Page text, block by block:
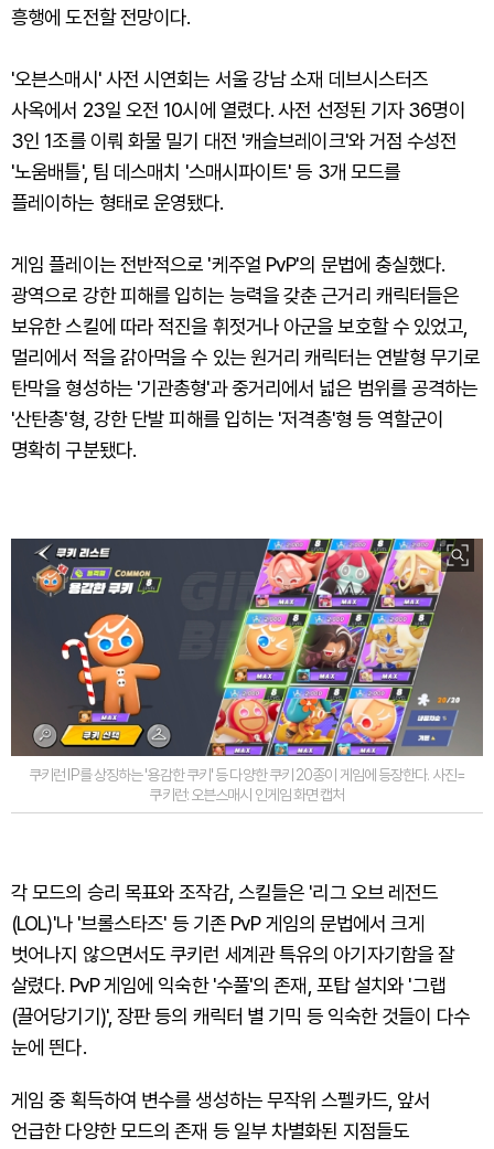
흥행에 도전할 전망이다.
'오븐스매시' 사전 시연회는 서울 강남 소재 데브시스터즈
사옥에서 23일 오전 10시에 열렸다. 사전 선정된 기자 36명이
3인 1조를 이뤄 화물 밀기 대전 '캐슬브레이크'와 거점 수성전
'노움배틀', 팀 데스매치 '스매시파이트' 등 3개 모드를
플레이하는 형태로 운영됐다.
게임 플레이는 전반적으로 '케주얼 PvP'의 문법에 충실했다.
광역으로 강한 피해를 입히는 능력을 갖춘 근거리 캐릭터들은
보유한 스킬에 따라 적진을 휘젓거나 아군을 보호할 수 있었고,
멀리에서 적을 갉아먹을 수 있는 원거리 캐릭터는 연발형 무기로
탄막을 형성하는 '기관총형'과 중거리에서 넓은 범위를 공격하는
'산탄총'형, 강한 단발 피해를 입히는 '저격총'형 등 역할군이
명확히 구분됐다.
쿠키런 IP를 상징하는 '용감한 쿠키' 등 다양한 쿠키 20종이 게임에 등장한다. 사진=
쿠키런: 오븐스매시 인게임 화면 캡처
각 모드의 승리 목표와 조작감, 스킬들은 '리그 오브 레전드
(LOL)'나 '브롤스타즈' 등 기존 PvP 게임의 문법에서 크게
벗어나지 않으면서도 쿠키런 세계관 특유의 아기자기함을 잘
살렸다. PvP 게임에 익숙한 '수풀'의 존재, 포탑 설치와 '그랩
(끌어당기기)', 장판 등의 캐릭터 별 기믹 등 익숙한 것들이 다수
눈에 띈다.
게임 중 획득하여 변수를 생성하는 무작위 스펠카드, 앞서
언급한 다양한 모드의 존재 등 일부 차별화된 지점들도